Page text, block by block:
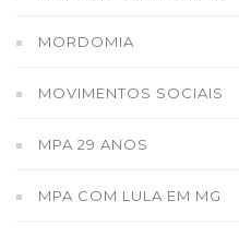
MORDOMIA
MOVIMENTOS SOCIAIS
MPA 29 ANOS
MPA COM LULA EM MG